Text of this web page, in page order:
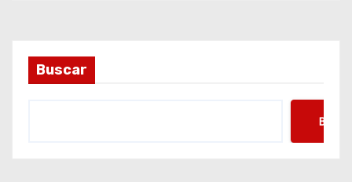
a
s
Buscar